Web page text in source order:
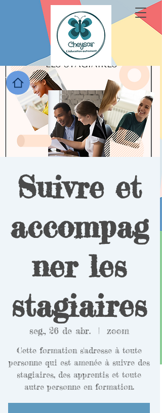
Suivre et
accompag
ner les
stagiaires
seg., 26 de abr.
  |
zoom
Cette formation s'adresse à toute
personne qui est amenée à suivre des
stagiaires, des apprentis et toute
autre personne en formation.